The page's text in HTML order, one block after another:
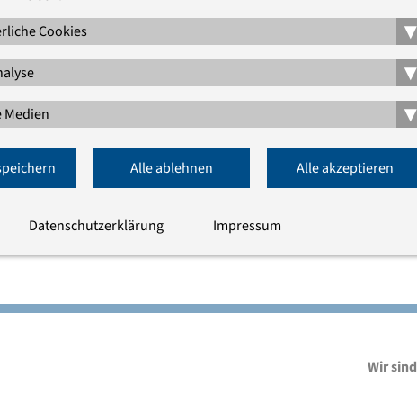
Diakonie Deutschland und der Akademie der
2016
Theologie
Wir
Cookies
▾
▾
Medien ▾
Alle ablehnen Alle akzeptieren
Datenschutzerklärung Impressum